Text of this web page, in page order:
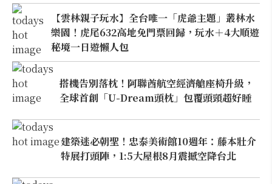
【雲林親子玩水】全台唯一「虎爺主題」叢林水
樂園！虎尾632高地免門票回歸，玩水＋4大順遊
秘境一日遊懶人包
搭機告別落枕！阿聯酋航空經濟艙座椅升級，
全球首創「U-Dream頭枕」包覆頭頸超好睡
建築迷必朝聖！忠泰美術館10週年：藤本壯介
特展打頭陣，1:5大屋根8月震撼空降台北